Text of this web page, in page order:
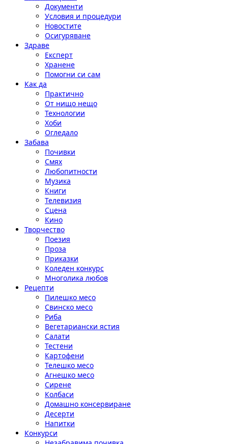
Документи
Условия и процедури
Новостите
Осигуряване
Здраве
Експерт
Хранене
Помогни си сам
Как да
Практично
От нищо нещо
Технологии
Хоби
Огледало
Забава
Почивки
Смях
Любопитности
Музика
Книги
Телевизия
Сцена
Кино
Творчество
Поезия
Проза
Приказки
Коледен конкурс
Многолика любов
Рецепти
Пилешко месо
Свинско месо
Риба
Вегетариански ястия
Салати
Тестени
Картофени
Телешко месо
Агнешко месо
Сирене
Колбаси
Домашно консервиране
Десерти
Напитки
Конкурси